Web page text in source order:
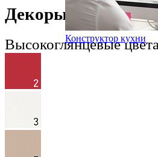
Конструктор кухни
Декоры
Высокоглянцевые